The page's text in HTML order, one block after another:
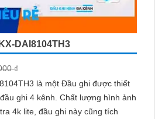
DAI8104TH3
₫
là một Đầu ghi được thiết
Chất lượng hình ảnh
4k lite, đầu ghi này cũng tích